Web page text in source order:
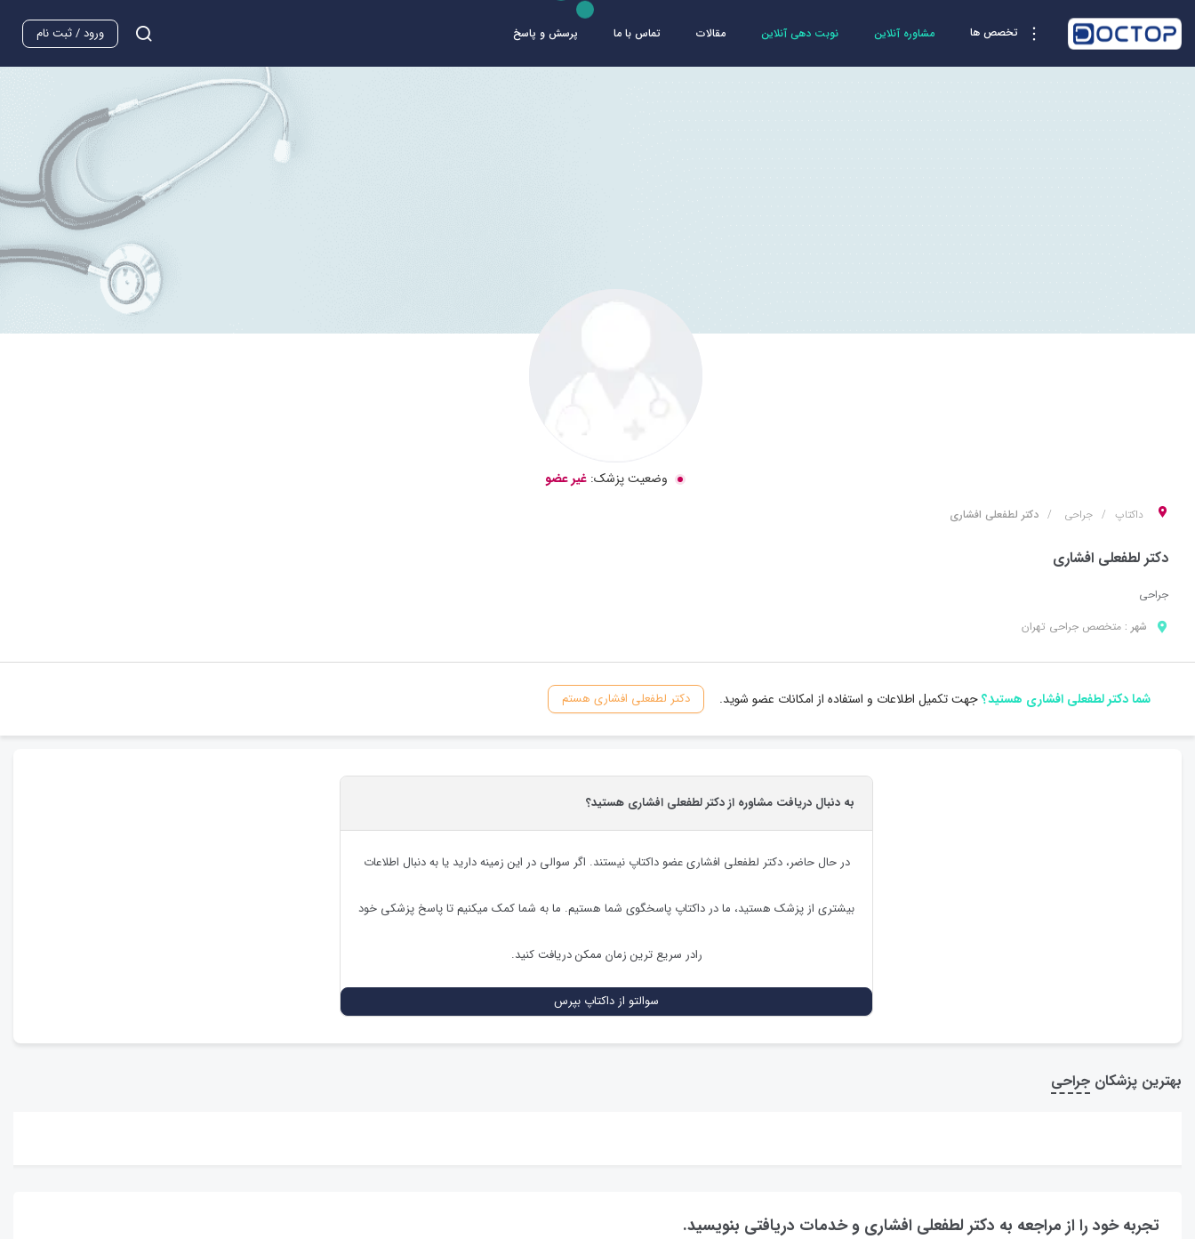
تخصص ها مشاوره آنلاین نوبت دهی آنلاین مقالات تماس با ما پرسش و پاسخ ورود / ثبت نام
وضعیت پزشک: غیر عضو
داکتاپ جراحی دکتر لطفعلی افشاری
دکتر لطفعلی افشاری
جراحی
شهر : متخصص جراحی تهران
شما دکتر لطفعلی افشاری هستید؟جهت تکمیل اطلاعات و استفاده از امکانات عضو شوید. دکتر لطفعلی افشاری هستم
به دنبال دریافت مشاوره از دکتر لطفعلی افشاری هستید؟
در حال حاضر،دکتر لطفعلی افشاریعضو داکتاپ نیستند. اگر سوالی در این زمینه دارید یا به دنبال اطلاعات
بیشتری از پزشک هستید، ما در داکتاپ پاسخگوی شما هستیم. ما به شما کمک میکنیم تا پاسخ پزشکی خود
رادر سریع ترین زمان ممکن دریافت کنید.
سوالتو از داکتاپ بپرس
بهترین پزشکان جراحی
تجربه خود را از مراجعه به دکتر لطفعلی افشاری و خدمات دریافتی بنویسید.